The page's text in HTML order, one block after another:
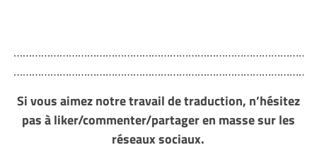
Si vous aimez notre travail de traduction, n’hésitez
pas à liker/commenter/partager en masse sur les
réseaux sociaux.